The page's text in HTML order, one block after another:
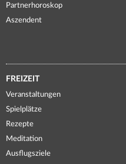
Partnerhoroskop
Aszendent
FREIZEIT
Veranstaltungen
Spielplätze
Rezepte
Meditation
Ausflugsziele